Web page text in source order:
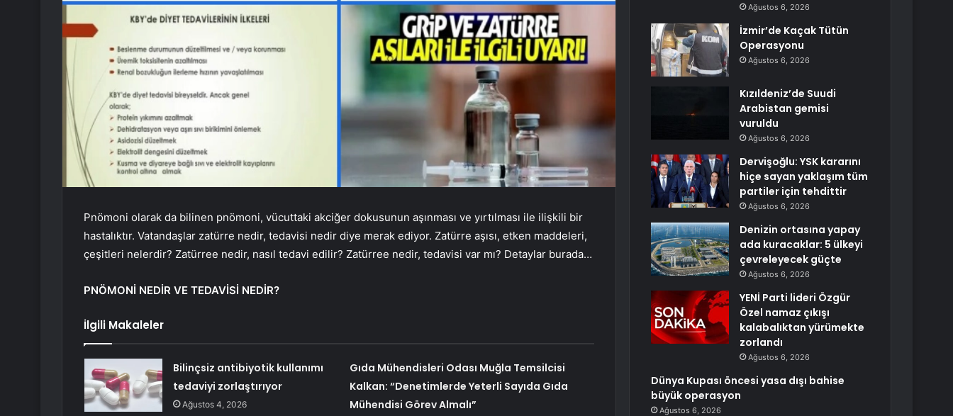
Pnömoni olarak da bilinen pnömoni, vücuttaki akciğer dokusunun aşınması ve yırtılması ile ilişkili bir
hastalıktır. Vatandaşlar zatürre nedir, tedavisi nedir diye merak ediyor. Zatürre aşısı, etken maddeleri,
çeşitleri nelerdir? Zatürree nedir, nasıl tedavi edilir? Zatürree nedir, tedavisi var mı? Detaylar burada…
PNÖMONİ NEDİR VE TEDAVİSİ NEDİR?
İlgili Makaleler
Bilinçsiz antibiyotik kullanımı
tedaviyi zorlaştırıyor
Ağustos 4, 2026
Gıda Mühendisleri Odası Muğla Temsilcisi
Kalkan: “Denetimlerde Yeterli Sayıda Gıda
Mühendisi Görev Almalı”
Ağustos 6, 2026
İzmir’de Kaçak Tütün
Operasyonu
Ağustos 6, 2026
Kızıldeniz’de Suudi
Arabistan gemisi
vuruldu
Ağustos 6, 2026
Dervişoğlu: YSK kararını
hiçe sayan yaklaşım tüm
partiler için tehdittir
Ağustos 6, 2026
Denizin ortasına yapay
ada kuracaklar: 5 ülkeyi
çevreleyecek güçte
Ağustos 6, 2026
YENİ Parti lideri Özgür
Özel namaz çıkışı
kalabalıktan yürümekte
zorlandı
Ağustos 6, 2026
Dünya Kupası öncesi yasa dışı bahise
büyük operasyon
Ağustos 6, 2026